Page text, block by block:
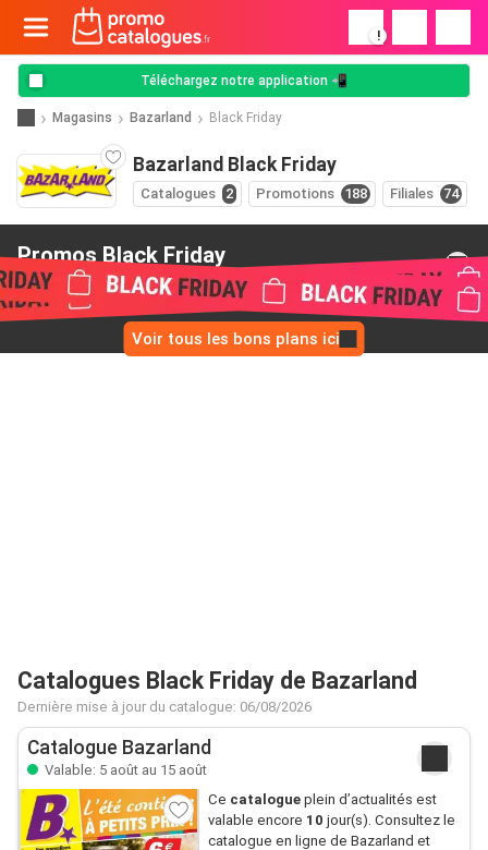
!
Téléchargez notre application 📲
Magasins Bazarland Black Friday
Bazarland Black Friday
Catalogues 2 Promotions 188 Filiales 74
Promos Black Friday
de Bazarland
Voir tous les bons plans ici
Catalogues Black Friday de Bazarland
Dernière mise à jour du catalogue: 06/08/2026
Catalogue Bazarland
Valable: 5 août au 15 août
Ce catalogueplein d’actualités est
valable encore 10 jour(s). Consultez le
catalogue en ligne de Bazarland et